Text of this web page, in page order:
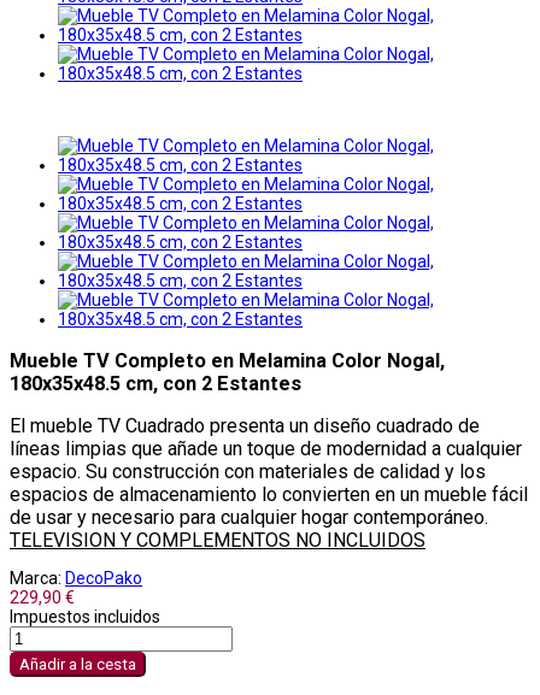
Mueble TV Completo en Melamina Color Nogal,
180x35x48.5 cm, con 2 Estantes
El mueble TV Cuadrado presenta un diseño cuadrado de
líneas limpias que añade un toque de modernidad a cualquier
espacio. Su construcción con materiales de calidad y los
espacios de almacenamiento lo convierten en un mueble fácil
de usar y necesario para cualquier hogar contemporáneo.
TELEVISION Y COMPLEMENTOS NO INCLUIDOS
Marca: DecoPako
229,90 €
Impuestos incluidos
Añadir a la cesta